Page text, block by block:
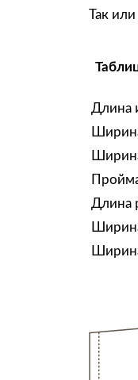
Так
Длина
Длина